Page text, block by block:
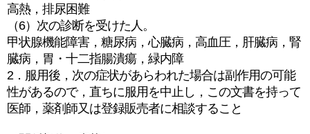
高熱，排尿困難
（6）次の診断を受けた人。
甲状腺機能障害，糖尿病，心臓病，高血圧，肝臓病，腎
臓病，胃・十二指腸潰瘍，緑内障
2．服用後，次の症状があらわれた場合は副作用の可能
性があるので，直ちに服用を中止し，この文書を持って
医師，薬剤師又は登録販売者に相談すること